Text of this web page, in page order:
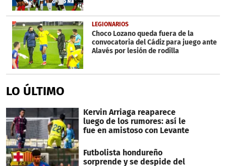
LEGIONARIOS
Choco Lozano queda fuera de la
convocatoria del Cádiz para juego ante
Alavés por lesión de rodilla
LO ÚLTIMO
Kervin Arriaga reaparece
luego de los rumores: así le
fue en amistoso con Levante
Futbolista hondureño
sorprende y se despide del